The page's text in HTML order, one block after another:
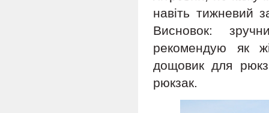
навіть тижневий
Висновок:
рекомендую як
дощовик для
рюкзак.